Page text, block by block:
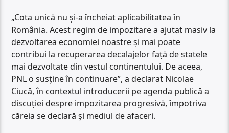
„Cota unică nu și-a încheiat aplicabilitatea în
România. Acest regim de impozitare a ajutat masiv la
dezvoltarea economiei noastre și mai poate
contribui la recuperarea decalajelor față de statele
mai dezvoltate din vestul continentului. De aceea,
PNL o susține în continuare”, a declarat Nicolae
Ciucă, în contextul introducerii pe agenda publică a
discuției despre impozitarea progresivă, împotriva
căreia se declară și mediul de afaceri.